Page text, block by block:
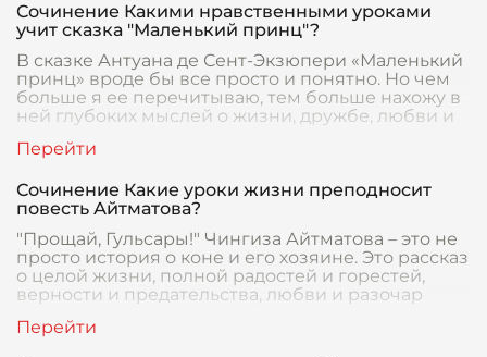
Сочинение Какими нравственными уроками
учит сказка "Маленький принц"?
В сказке Антуана де Сент-Экзюпери «Маленький
принц» вроде бы все просто и понятно. Но чем
больше я ее перечитываю, тем больше нахожу в
ней глубоких мыслей о жизни, дружбе, любви и
Сочинение Какие уроки жизни преподносит
повесть Айтматова?
"Прощай, Гульсары!" Чингиза Айтматова – это не
просто история о коне и его хозяине. Это рассказ
о целой жизни, полной радостей и горестей,
верности и предательства, любви и разочар